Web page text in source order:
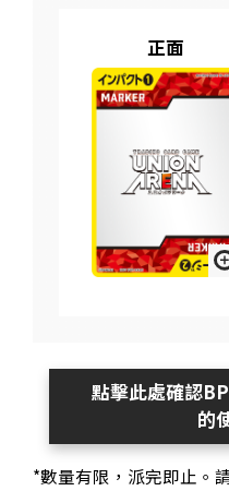
正面
點擊此處確認
的
*數量有限，派完即止。